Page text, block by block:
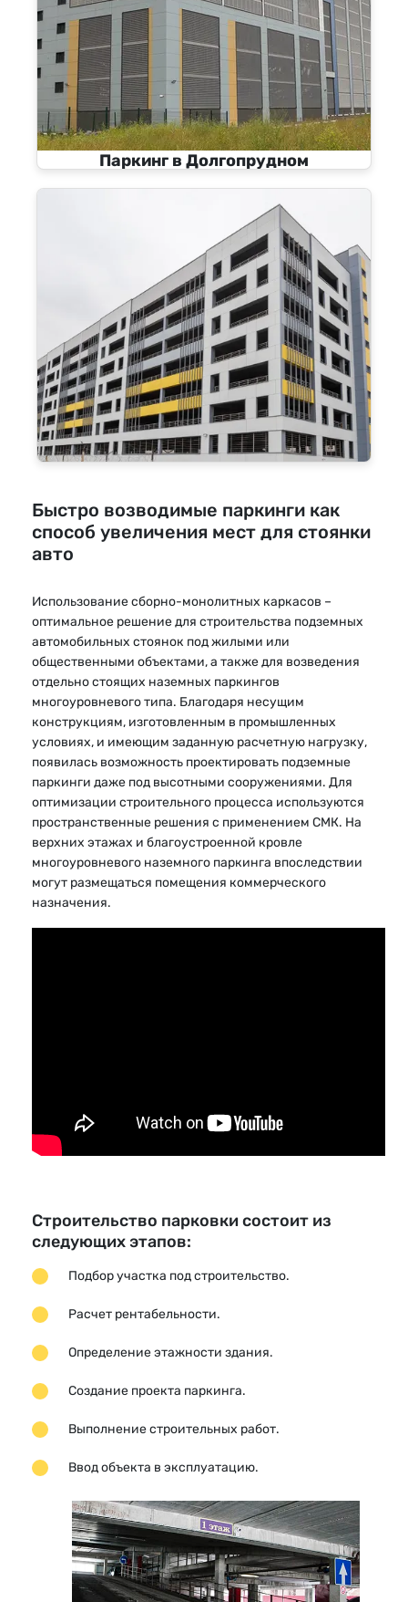
Паркинг в Долгопрудном
27000 м²
Быстро возводимые паркинги как
способ увеличения мест для стоянки
авто
Использование сборно-монолитных каркасов –
оптимальное решение для строительства подземных
автомобильных стоянок под жилыми или
общественными объектами, а также для возведения
отдельно стоящих наземных паркингов
многоуровневого типа. Благодаря несущим
конструкциям, изготовленным в промышленных
условиях, и имеющим заданную расчетную нагрузку,
появилась возможность проектировать подземные
паркинги даже под высотными сооружениями. Для
оптимизации строительного процесса используются
пространственные решения с применением СМК. На
верхних этажах и благоустроенной кровле
многоуровневого наземного паркинга впоследствии
могут размещаться помещения коммерческого
назначения.
Строительство парковки состоит из
следующих этапов:
Подбор участка под строительство.
Расчет рентабельности.
Определение этажности здания.
Создание проекта паркинга.
Выполнение строительных работ.
Ввод объекта в эксплуатацию.